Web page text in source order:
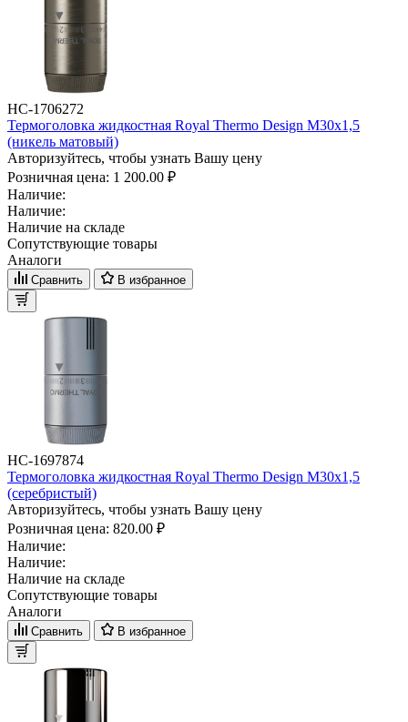
НС-1706272
Термоголовка жидкостная Royal Thermo Design М30х1,5
(никель матовый)
Авторизуйтесь, чтобы узнать Вашу цену
Розничная цена: 1 200.00 ₽
Наличие:
Наличие:
Наличие на складе
Сопутствующие товары
Аналоги
Сравнить В избранное
НС-1697874
Термоголовка жидкостная Royal Thermo Design М30х1,5
(серебристый)
Авторизуйтесь, чтобы узнать Вашу цену
Розничная цена: 820.00 ₽
Наличие:
Наличие:
Наличие на складе
Сопутствующие товары
Аналоги
Сравнить В избранное